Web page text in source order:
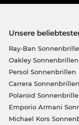
Unsere
Ray-Ban
Oakley Sonnenbrillen
Persol Sonnenbrillen
Carrera Sonnenbrillen
Polaroid
Emporio Armani
Michael Kors